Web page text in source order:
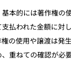
本的には著作権の
払われた金額に対
の使用や譲渡は発
重ねての確認が必要